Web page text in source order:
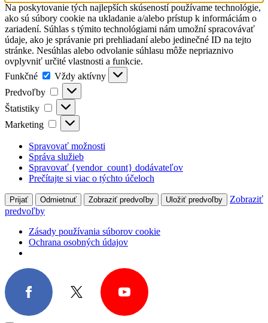
Na poskytovanie tých najlepších skúseností používame technológie,
ako sú súbory cookie na ukladanie a/alebo prístup k informáciám o
zariadení. Súhlas s týmito technológiami nám umožní spracovávať
údaje, ako je správanie pri prehliadaní alebo jedinečné ID na tejto
stránke. Nesúhlas alebo odvolanie súhlasu môže nepriaznivo
ovplyvniť určité vlastnosti a funkcie.
Funkčné
Funkčné
Vždy aktívny
Predvoľby
Predvoľby
Štatistiky Štatistiky
Marketing Marketing
Spravovať možnosti
Správa služieb
Spravovať {vendor_count} dodávateľov
Prečítajte si viac o týchto účeloch
Prijať Odmietnuť Zobraziť predvoľby Uložiť predvoľby
Zobraziť
predvoľby
Zásady používania súborov cookie
Ochrana osobných údajov
Banská
Bystrica -
Radvaň
Komunita
Podolínec
Komunita
Gaboltov
Komunita
Děčín -
Podmokly
Komunita
Frýdek
Komunita
Tasovice
Komunita
Kaunas, Litva
Projekty